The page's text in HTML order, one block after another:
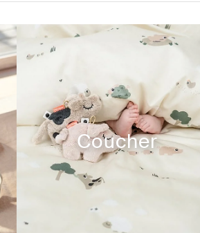
Coucher